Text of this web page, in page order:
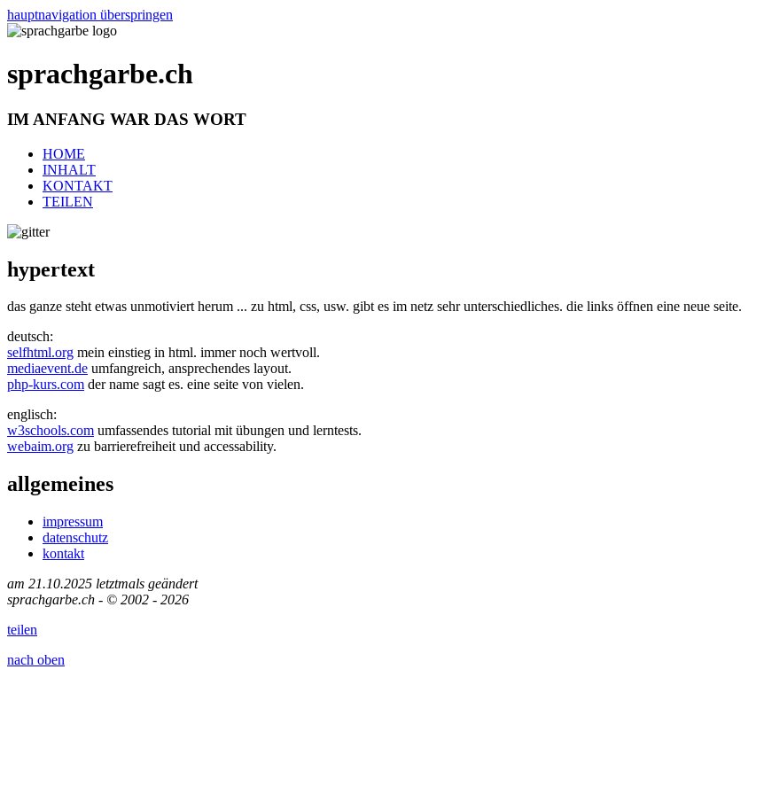
hauptnavigation überspringen
sprachgarbe.ch
IM ANFANG WAR DAS WORT
HOME
INHALT
KONTAKT
TEILEN
hypertext
das ganze steht etwas unmotiviert herum ... zu html, css, usw. gibt es im netz sehr unterschiedliches. die links öffnen eine neue seite.
deutsch:
selfhtml.org mein einstieg in html. immer noch wertvoll.
mediaevent.de umfangreich, ansprechendes layout.
php-kurs.com der name sagt es. eine seite von vielen.
englisch:
w3schools.com umfassendes tutorial mit übungen und lerntests.
webaim.org zu barrierefreiheit und accessability.
allgemeines
impressum
datenschutz
kontakt
am 21.10.2025 letztmals geändert
sprachgarbe.ch - © 2002 - 2026
teilen
nach oben